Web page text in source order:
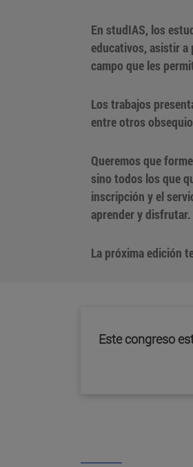
En studIAS, los
educativos, asistir a
campo que les
Los trabajos
entre otros
Queremos que
sino todos los que
inscripción y el
aprender y disfrutar.
La próxima edición
Este congreso